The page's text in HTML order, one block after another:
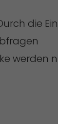
die
werden